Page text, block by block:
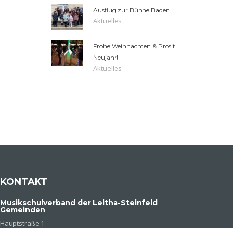
Ausflug zur Bühne Baden
Aktuelles
Frohe Weihnachten & Prosit
Neujahr!
Aktuelles
KONTAKT
Musikschulverband der Leitha-Steinfeld
Gemeinden
Hauptstraße 1